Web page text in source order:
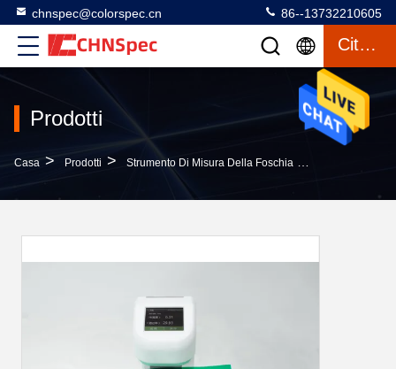
chnspec@colorspec.cn 86--13732210605
Citazione
Prodotti
Casa > Prodotti > Strumento Di Misura Della Foschia >